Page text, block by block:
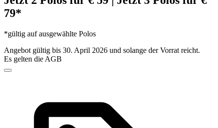
79*
*gültig auf ausgewählte Polos
Angebot gültig bis 30. April 2026 und solange der Vorrat reicht.
Es gelten die AGB